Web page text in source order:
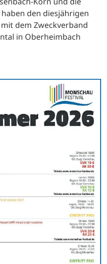
den diesjährigen
dem Zweckverband
in Oberheimbach